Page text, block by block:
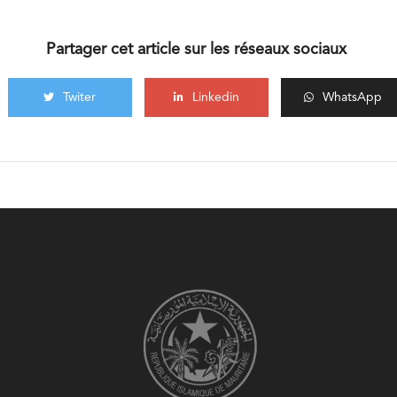
Partager cet article sur les réseaux sociaux
Twiter Linkedin WhatsApp